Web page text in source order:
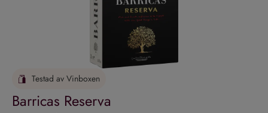
Testad av Vinboxen
Barricas Reserva